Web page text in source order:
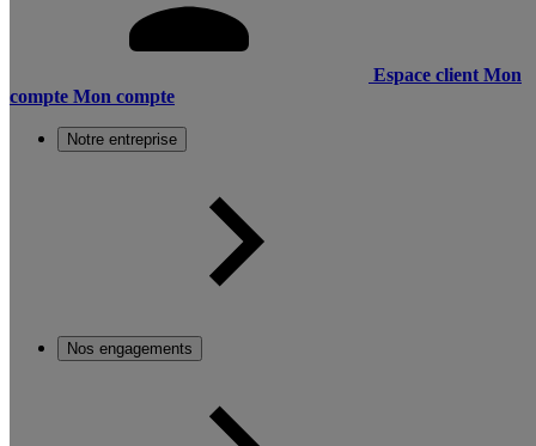
Espace client Mon
compte Mon compte
Notre entreprise
Nos engagements